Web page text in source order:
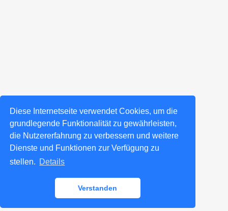
Diese Internetseite verwendet Cookies, um die
grundlegende Funktionalität zu gewährleisten,
die Nutzererfahrung zu verbessern und weitere
Dienste und Funktionen zur Verfügung zu
stellen. Details
Verstanden